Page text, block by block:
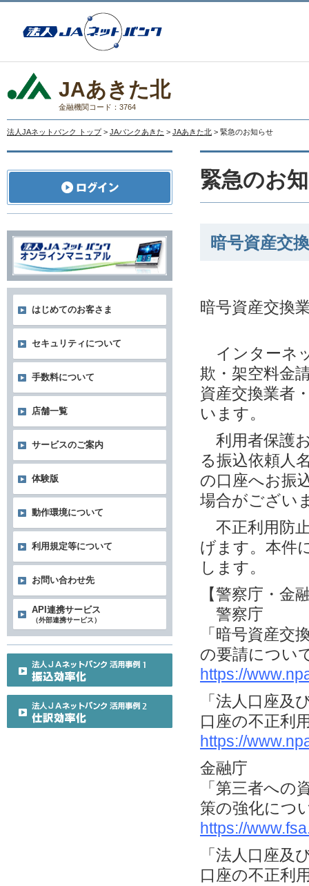
JAあきた北
金融機関コード：3764
法人JAネットバンク トップ > JAバンクあきた > JAあきた北 > 緊急のお知らせ
緊急のお
暗号資産交
暗号資産交換
インターネ
欺・架空料金
資産交換業者
います。
利用者保護
る振込依頼人
の口座へお振
場合がござい
不正利用防
げます。本件
します。
【警察庁・金
警察庁
「暗号資産交
の要請につい
https://
「法人口座
口座の不正利
https://
金融庁
「第三者への
策の強化につ
https://
「法人口座
口座の不正利
はじめてのお客さま
セキュリティについて
手数料について
店舗一覧
サービスのご案内
体験版
動作環境について
利用規定等について
お問い合わせ先
API連携サービス
（外部連携サービス）